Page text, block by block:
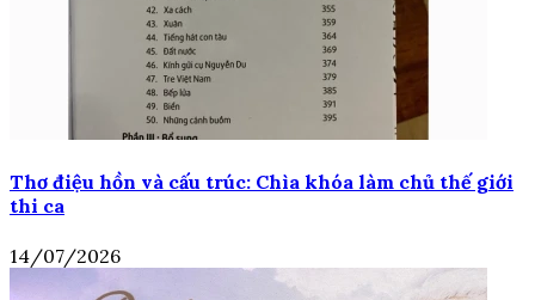
Thơ điệu hồn và cấu trúc: Chìa khóa làm chủ thế giới
thi ca
14/07/2026